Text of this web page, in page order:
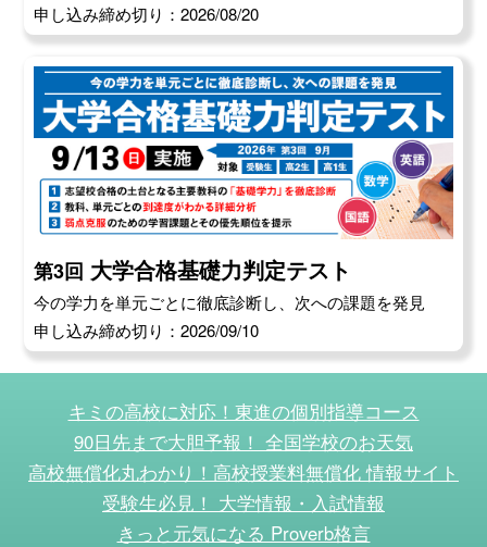
申し込み締め切り：2026/08/20
第3回 大学合格基礎力判定テスト
今の学力を単元ごとに徹底診断し、次への課題を発見
申し込み締め切り：2026/09/10
キミの高校に対応！東進の個別指導コース
90日先まで大胆予報！ 全国学校のお天気
高校無償化丸わかり！高校授業料無償化 情報サイト
受験生必見！ 大学情報・入試情報
きっと元気になる Proverb格言